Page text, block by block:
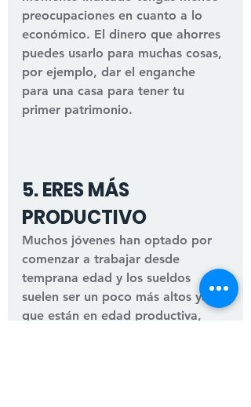
preocupaciones en cuanto a lo
económico. El dinero que ahorres
puedes usarlo para muchas cosas,
por ejemplo, dar el enganche
para una casa para tener tu
primer patrimonio.
5. ERES MÁS
PRODUCTIVO
Muchos jóvenes han optado por
comenzar a trabajar desde
temprana edad y los sueldos
suelen ser un poco más altos ya
que están en edad productiva,